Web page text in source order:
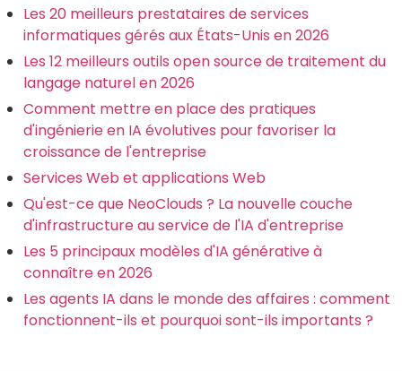
Les 20 meilleurs prestataires de services
informatiques gérés aux États-Unis en 2026
Les 12 meilleurs outils open source de traitement du
langage naturel en 2026
Comment mettre en place des pratiques
d'ingénierie en IA évolutives pour favoriser la
croissance de l'entreprise
Services Web et applications Web
Qu'est-ce que NeoClouds ? La nouvelle couche
d'infrastructure au service de l'IA d'entreprise
Les 5 principaux modèles d'IA générative à
connaître en 2026
Les agents IA dans le monde des affaires : comment
fonctionnent-ils et pourquoi sont-ils importants ?